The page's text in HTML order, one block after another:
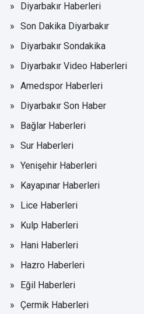
Diyarbakır Haberleri
Son Dakika Diyarbakır
Diyarbakır Sondakika
Diyarbakır Video Haberleri
Amedspor Haberleri
Diyarbakır Son Haber
Bağlar Haberleri
Sur Haberleri
Yenişehir Haberleri
Kayapınar Haberleri
Lice Haberleri
Kulp Haberleri
Hani Haberleri
Hazro Haberleri
Eğil Haberleri
Çermik Haberleri